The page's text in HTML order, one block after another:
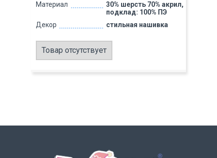
Материал
30% шерсть 70% акрил,
подклад: 100% ПЭ
Декор
стильная нашивка
Товар отсутствует